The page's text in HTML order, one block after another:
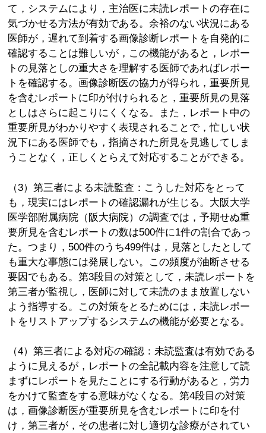
て，システムにより，主治医に未読レポートの存在に
気づかせる方法が有効である。余裕のない状況にある
医師が，遅れて到着する画像診断レポートを自発的に
確認することは難しいが，この機能があると，レポー
トの見落としの重大さを理解する医師であればレポー
トを確認する。画像診断医の協力が得られ，重要所見
を含むレポートに印が付けられると，重要所見の見落
としはさらに起こりにくくなる。また，レポート中の
重要所見がわかりやすく表現されることで，忙しい状
況下にある医師でも，指摘された所見を見逃してしま
うことなく，正しくとらえて対応することができる。
（3）第三者による未読監査：こうした対応をとって
も，現実にはレポートの確認漏れが生じる。大阪大学
医学部附属病院（阪大病院）の調査では，予期せぬ重
要所見を含むレポートの数は500件に1件の割合であっ
た。つまり，500件のうち499件は，見落としたとして
も重大な事態には発展しない。この頻度が油断させる
要因でもある。第3段目の対策として，未読レポートを
第三者が監視し，医師に対して未読のまま放置しない
よう指導する。この対策をとるためには，未読レポー
トをリストアップするシステムの機能が必要となる。
（4）第三者による対応の確認：未読監査は有効である
ように見えるが，レポートの全記載内容を注意して読
まずにレポートを見たことにする行動があると，労力
をかけて監査をする意味がなくなる。第4段目の対策
は，画像診断医が重要所見を含むレポートに印を付
け，第三者が，その患者に対し適切な診療がされてい